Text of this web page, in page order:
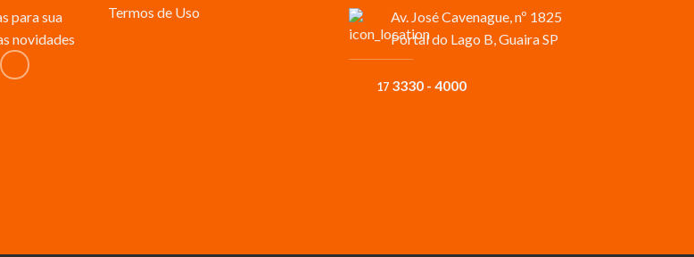
para sua
novidades
Termos de Uso
Av. José Cavenague, nº 1825
Portal do Lago B, Guaira SP
17 3330 - 4000